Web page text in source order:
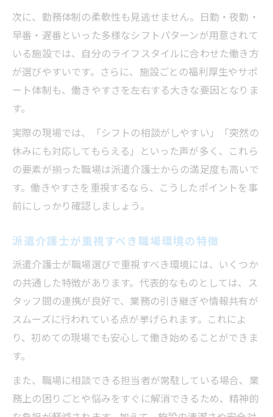
派遣介護士が働きやすい施設とは？離職率
の低さに注目
現場スタッフの声から考える働きやすい介
護施設
働きやすい介護派遣でキャリアを築く方法
派遣介護士が安心して働けるサポート体制
の特徴
次に、勤務体制の柔軟性も見逃せません。日勤・夜勤・
早番・遅番といった多様なシフトパターンが用意されて
いる施設では、自分のライフスタイルに合わせた働き方
が選びやすいです。さらに、施設ごとの福利厚生やサポ
ート体制も、働きやすさを左右する大きな要因となりま
す。
実際の現場では、「シフトの相談がしやすい」「突然の
休みにも対応してもらえる」といった声が多く、これら
の要素が揃った職場は派遣介護士からの満足度も高いで
す。働きやすさを重視するなら、こうしたポイントを事
前にしっかり確認しましょう。
派遣介護士が重視すべき職場環境の特徴
派遣介護士が職場選びで重視すべき環境には、いくつか
の共通した特徴があります。代表的なものとしては、ス
タッフ間の連携が良好で、業務の引き継ぎや情報共有が
スムーズに行われている点が挙げられます。これによ
り、初めての現場でも安心して働き始めることができま
す。
また、職場に相談できる担当者が常駐している場合、業
務上の困りごとや悩みをすぐに解消できるため、精神的